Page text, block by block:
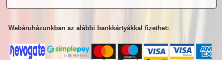
Webáruházunkban az alábbi bankkártyákkal fizethet: